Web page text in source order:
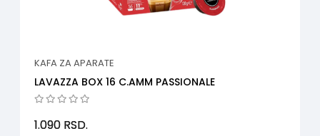
KAFA ZA APARATE
LAVAZZA BOX 16 C.AMM PASSIONALE
1.090 RSD.